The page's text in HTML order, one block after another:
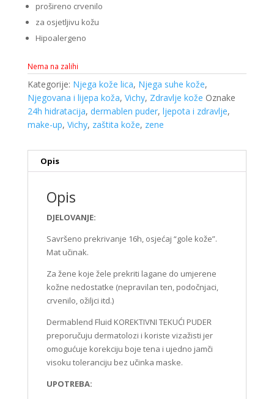
prošireno crvenilo
za osjetljivu kožu
Hipoalergeno
Nema na zalihi
Kategorije: Njega kože lica, Njega suhe kože,
Njegovana i lijepa koža, Vichy, Zdravlje kože Oznake
24h hidratacija, dermablen puder, ljepota i zdravlje,
make-up, Vichy, zaštita kože, zene
Opis
Opis
DJELOVANJE:
Savršeno prekrivanje 16h, osjećaj “gole kože”.
Mat učinak.
Za žene koje žele prekriti lagane do umjerene
kožne nedostatke (nepravilan ten, podočnjaci,
crvenilo, ožiljci itd.)
Dermablend Fluid KOREKTIVNI TEKUĆI PUDER
preporučuju dermatolozi i koriste vizažisti jer
omogućuje korekciju boje tena i ujedno jamči
visoku toleranciju bez učinka maske.
UPOTREBA: